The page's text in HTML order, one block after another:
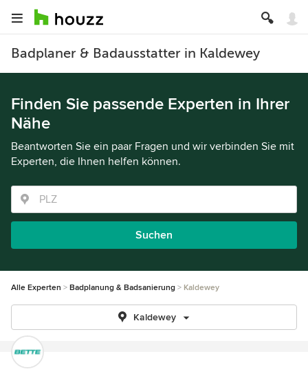
Badplaner & Badausstatter in Kaldewey
Finden Sie passende Experten in Ihrer
Nähe
Beantworten Sie ein paar Fragen und wir verbinden Sie mit
Experten, die Ihnen helfen können.
Suchen
Alle Experten Badplanung & Badsanierung Kaldewey
Kaldewey